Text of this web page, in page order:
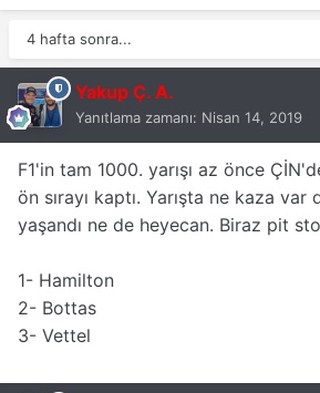
4 hafta sonra...
Yakup Ç. A.
Yanıtlama zamanı: Nisan 14, 2019
F1'in tam 1000. yarışı az önce
ön sırayı kaptı. Yarışta ne kaza
yaşandı ne de heyecan. Biraz pit
1- Hamilton
2- Bottas
3- Vettel